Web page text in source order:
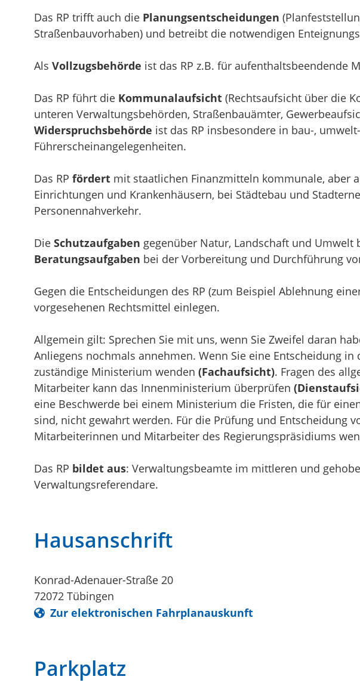
Das RP trifft auch die Planungsentscheidungen
Straßenbauvorhaben) und betreibt die notwendigen
Als Vollzugsbehörde ist das RP z.B. für aufenthaltsbeendende
Das RP führt die Kommunalaufsicht (Rechtsaufsicht über die
unteren Verwaltungsbehörden, Straßenbauämter,
Widerspruchsbehörde ist das RP insbesondere in bau-,
Führerscheinangelegenheiten.
Das RP fördert mit staatlichen Finanzmitteln kommunale, aber
Einrichtungen und Krankenhäusern, bei Städtebau und
Personennahverkehr.
Die Schutzaufgaben gegenüber Natur, Landschaft und
Beratungsaufgaben bei der Vorbereitung und Durchführung
Gegen die Entscheidungen des RP (zum Beispiel Ablehnung
vorgesehenen Rechtsmittel einlegen.
Allgemein gilt: Sprechen Sie mit uns, wenn Sie Zweifel daran
Anliegens nochmals annehmen. Wenn Sie eine Entscheidung
zuständige Ministerium wenden (Fachaufsicht). Fragen des
Mitarbeiter kann das Innenministerium überprüfen
eine Beschwerde bei einem Ministerium die Fristen, die für
sind, nicht gewahrt werden. Für die Prüfung und Entscheidung
Mitarbeiterinnen und Mitarbeiter des Regierungspräsidiums
Das RP bildet aus: Verwaltungsbeamte im mittleren und
Verwaltungsreferendare.
Hausanschrift
Konrad-Adenauer-Straße 20
72072 Tübingen
Zur elektronischen Fahrplanauskunft
Parkplatz